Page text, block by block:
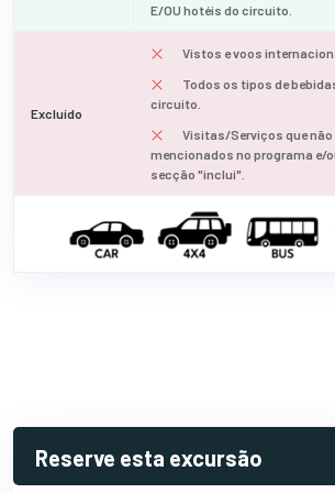
E/OU hotéis do circuito.
Excluído
Vistos e voos
Todos os tipos de
circuito.
Visitas/Serviços que
mencionados no programa e/
secção "inclui".
Reserve esta excursão